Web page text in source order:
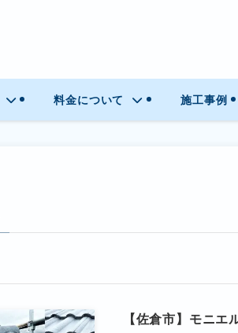
料金について 施工事例
【佐倉市】モニ